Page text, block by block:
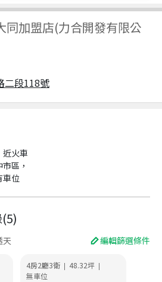
同加盟店(力合開發有限公
二段118號
近火車
區，
車位
(5)
天 編輯篩選條件
4房2廳3衛 | 48.32坪 |
無車位